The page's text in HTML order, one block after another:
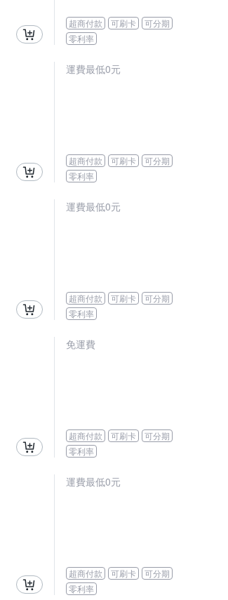
超商付款 可刷卡
可分期
零利率
運費最低0元
超商付款 可刷卡
可分期
零利率
運費最低0元
超商付款 可刷卡
可分期
零利率
免運費
超商付款 可刷卡
可分期
零利率
運費最低0元
超商付款 可刷卡
可分期
零利率